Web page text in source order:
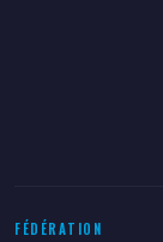
FÉDÉRATION